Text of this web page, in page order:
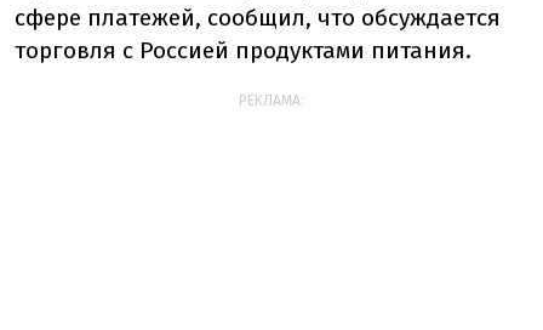
сфере платежей, сообщил, что обсуждается
торговля с Россией продуктами питания.
РЕКЛАМА: